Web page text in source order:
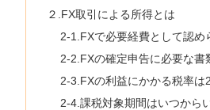
２.FX取引による所得とは
2-1.FXで必要経費として認め
2-2.FXの確定申告に必要な書
2-3.FXの利益にかかる税率は
2-4.課税対象期間はいつから